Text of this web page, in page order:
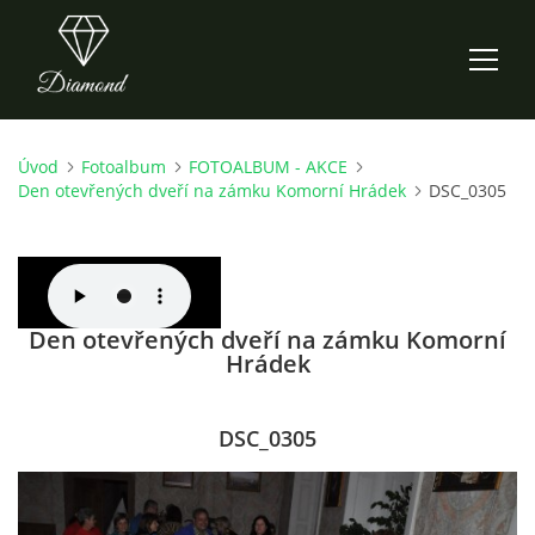
ÚVOD
O NÁS
Úvod Fotoalbum
FOTOALBUM - AKCE
Den otevřených dveří na zámku Komorní Hrádek
DSC_0305
Den otevřených dveří na zámku Komorní
Hrádek
DSC_0305